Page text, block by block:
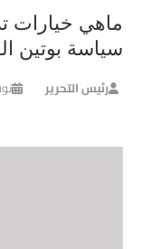
ماهي خيارات
سياسة بوتين
رئيس التحرير